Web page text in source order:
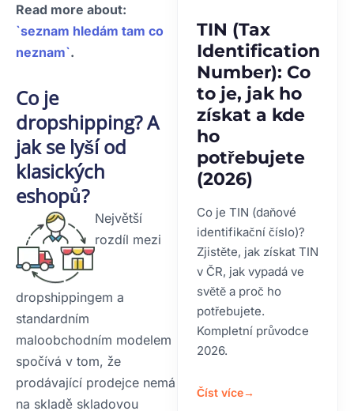
Read more about:
`seznam hledám tam co
neznam`.
Co je
dropshipping? A
jak se lyší od
klasických
eshopů?
Největší
rozdíl mezi
dropshippingem a
standardním
maloobchodním modelem
spočívá v tom, že
prodávající prodejce nemá
na skladě skladovou
TIN (Tax
Identification
Number): Co
to je, jak ho
získat a kde
ho
potřebujete
(2026)
Co je TIN (daňové
identifikační číslo)?
Zjistěte, jak získat TIN
v ČR, jak vypadá ve
světě a proč ho
potřebujete.
Kompletní průvodce
2026.
Číst více→